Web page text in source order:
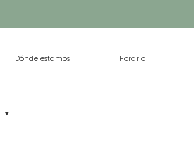
Horario
Dónde estamos